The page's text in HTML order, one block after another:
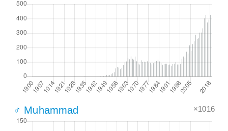
♂ Muhammad ×1016